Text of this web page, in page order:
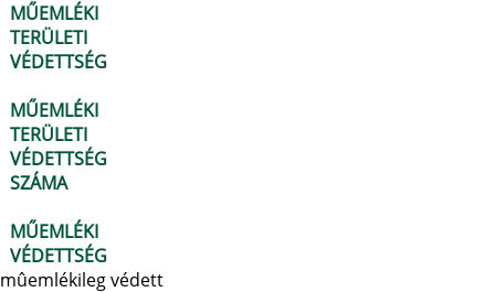
MŰEMLÉKI
TERÜLETI
VÉDETTSÉG
MŰEMLÉKI
TERÜLETI
VÉDETTSÉG
SZÁMA
MŰEMLÉKI
VÉDETTSÉG
mûemlékileg védett